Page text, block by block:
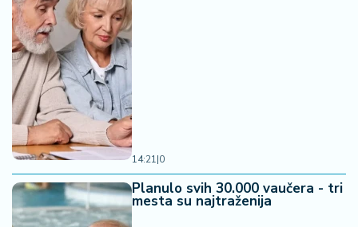
14:21|0
Planulo svih 30.000 vaučera - tri
mesta su najtraženija